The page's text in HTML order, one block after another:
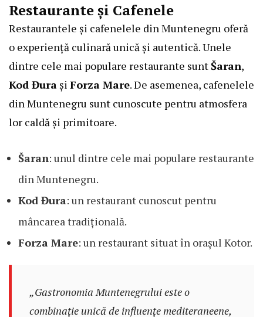
Restaurante și Cafenele
Restaurantele și cafenelele din Muntenegru oferă
o experiență culinară unică și autentică. Unele
dintre cele mai populare restaurante suntŠaran,
Kod Đura și Forza Mare. De asemenea, cafenelele
din Muntenegru sunt cunoscute pentru atmosfera
lor caldă și primitoare.
Šaran: unul dintre cele mai populare restaurante
din Muntenegru.
Kod Đura: un restaurant cunoscut pentru
mâncarea tradițională.
Forza Mare: un restaurant situat în orașul Kotor.
„Gastronomia Muntenegrului este o
combinație unică de influențe mediteraneene,